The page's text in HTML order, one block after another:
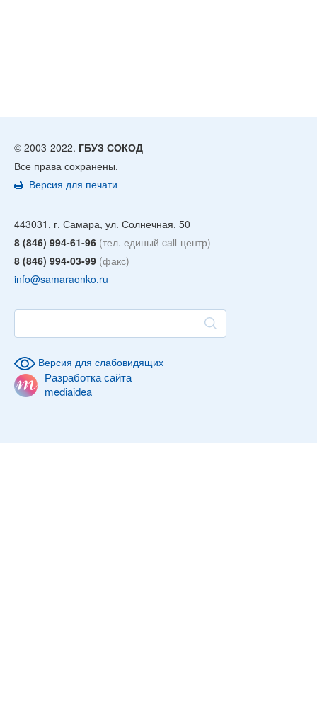
© 2003-2022. ГБУЗ СОКОД
Все права сохранены.
Версия для печати
443031, г. Самара, ул. Солнечная, 50
8 (846) 994-61-96 (тел. единый call-центр)
8 (846) 994-03-99 (факс)
info@samaraonko.ru
Версия для слабовидящих
Разработка сайта
mediaidea